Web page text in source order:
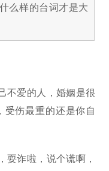
么样的台词才是大
不爱的人，婚姻是很
受伤最重的还是你自
耍诈啦，说个谎啊，